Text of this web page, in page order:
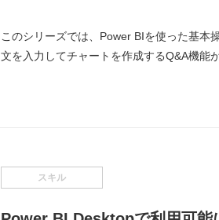
このシリーズでは、Power BIを使った基本
文を入力してチャートを作成するQ&A機能
スキル